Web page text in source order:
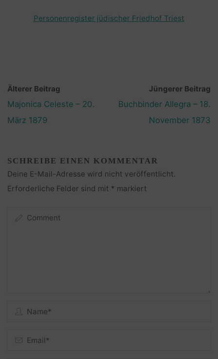
Personenregister jüdischer Friedhof Triest
Älterer Beitrag
Majonica Celeste – 20.
März 1879
Jüngerer Beitrag
Buchbinder Allegra – 18.
November 1873
SCHREIBE EINEN KOMMENTAR
Deine E-Mail-Adresse wird nicht veröffentlicht.
Erforderliche Felder sind mit * markiert